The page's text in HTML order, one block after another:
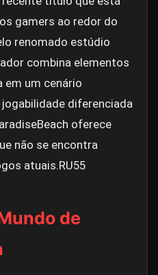
gamers ao redor do
renomado estúdio
combina elementos
em um cenário
diferenciada
oferece
não se encontra
atuais.RU55
de